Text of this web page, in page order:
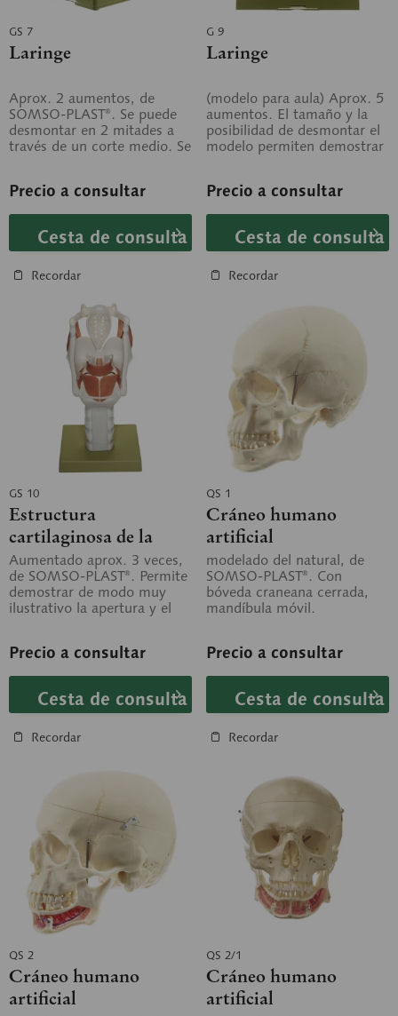
GS 7
Laringe
Aprox. 2 aumentos, de
SOMSO-PLAST®. Se puede
desmontar en 2 mitades a
través de un corte medio. Se
Precio a consultar
Cesta de consulta
Recordar
G 9
Laringe
(modelo para aula) Aprox. 5
aumentos. El tamaño y la
posibilidad de desmontar el
modelo permiten demostrar
Precio a consultar
Cesta de consulta
Recordar
GS 10
Estructura
cartilaginosa de la
laringe
Aumentado aprox. 3 veces,
de SOMSO-PLAST®. Permite
demostrar de modo muy
ilustrativo la apertura y el
Precio a consultar
Cesta de consulta
Recordar
QS 1
Cráneo humano
artificial
modelado del natural, de
SOMSO-PLAST®. Con
bóveda craneana cerrada,
mandíbula móvil.
Precio a consultar
Cesta de consulta
Recordar
QS 2
Cráneo humano
artificial
QS 2/1
Cráneo humano
artificial